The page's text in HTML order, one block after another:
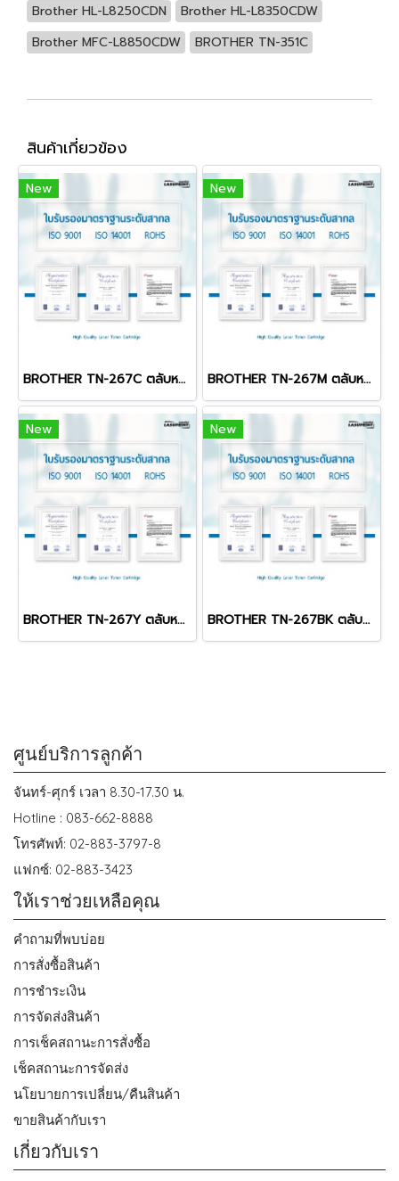
Brother HL-L8250CDN
Brother HL-L8350CDW
Brother MFC-L8850CDW
BROTHER TN-351C
สินค้าเกี่ยวข้อง
New
BROTHER TN-267C ตลับหมึก สีฟ้า พิมพ์คมชัด สุดคุ้ม!
New
BROTHER TN-267M ตลับหมึก สีชมพู พิมพ์คมชัด สุดคุ้ม!
New
BROTHER TN-267Y ตลับหมึก สีเหลือง พิมพ์คมชัด สุดคุ้ม!
New
BROTHER TN-267BK ตลับหมึก สีดำ พิมพ์คมชัด สุดคุ้ม!
ศูนย์บริการลูกค้า
จันทร์-ศุกร์ เวลา 8.30-17.30 น.
Hotline : 083-662-8888
โทรศัพท์: 02-883-3797-8
แฟกซ์: 02-883-3423
ให้เราช่วยเหลือคุณ
คำถามที่พบบ่อย
การสั่งซื้อสินค้า
การชำระเงิน
การจัดส่งสินค้า
การเช็คสถานะการสั่งซื้อ
เช็คสถานะการจัดส่ง
นโยบายการเปลี่ยน/คืนสินค้า
ขายสินค้ากับเรา
เกี่ยวกับเรา